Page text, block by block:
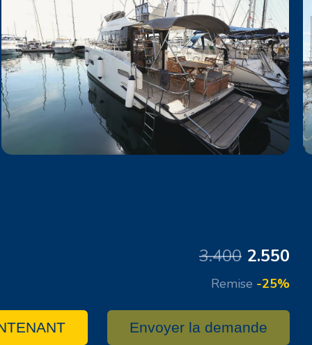
3.400 2.550
Remise -25%
Envoyer la demande